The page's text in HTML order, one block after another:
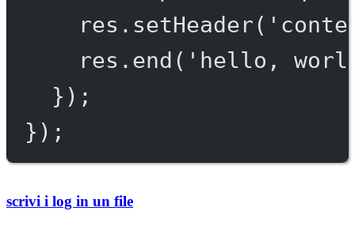
res. setHeader(
res. end ( 'hello,
});
});
scrivi i log in un file